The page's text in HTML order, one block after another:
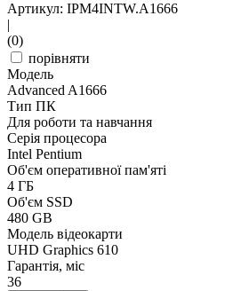
Артикул: IPM4INTW.A1666
|
(0)
порівняти
Модель
Advanced A1666
Тип ПК
Для роботи та навчання
Серія процесора
Intel Pentium
Об'єм оперативної пам'яті
4 ГБ
Об'єм SSD
480 GB
Модель відеокарти
UHD Graphics 610
Гарантія, міс
36